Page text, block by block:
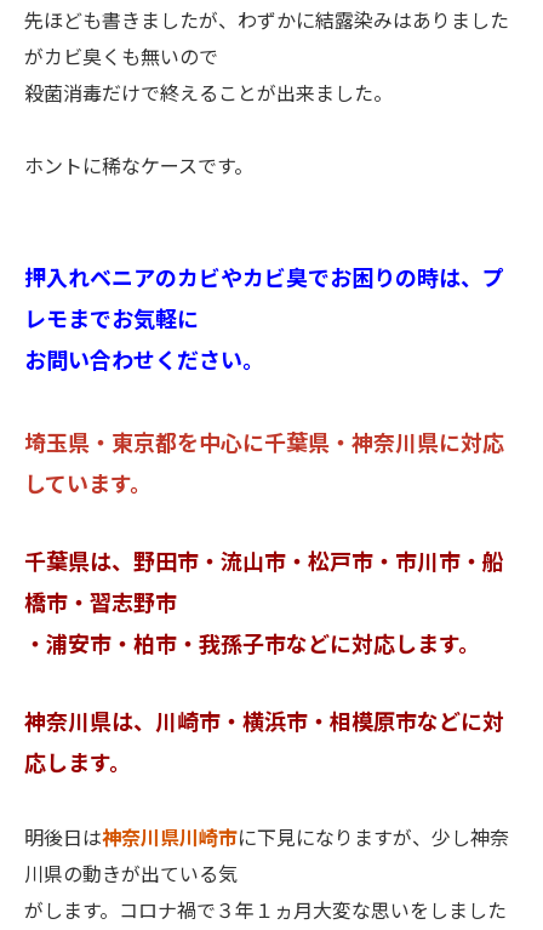
先ほども書きましたが、わずかに結露染みはありました
がカビ臭くも無いので
殺菌消毒だけで終えることが出来ました。
ホントに稀なケースです。
押入れベニアのカビやカビ臭でお困りの時は、プ
レモまでお気軽に
お問い合わせください。
埼玉県・東京都を中心に千葉県・神奈川県に対応
しています。
千葉県は、野田市・流山市・松戸市・市川市・船
橋市・習志野市
・浦安市・柏市・我孫子市などに対応します。
神奈川県は、川崎市・横浜市・相模原市などに対
応します。
明後日は神奈川県川崎市に下見になりますが、少し神奈
川県の動きが出ている気
がします。コロナ禍で３年１ヵ月大変な思いをしました